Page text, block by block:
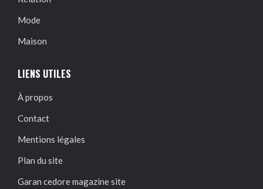
Mode
Maison
LIENS UTILES
À propos
Contact
Mentions légales
Plan du site
Garan cedore magazine site